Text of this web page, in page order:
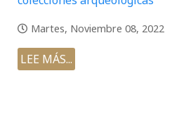
Martes, Noviembre 08, 2022
LEE MÁS...